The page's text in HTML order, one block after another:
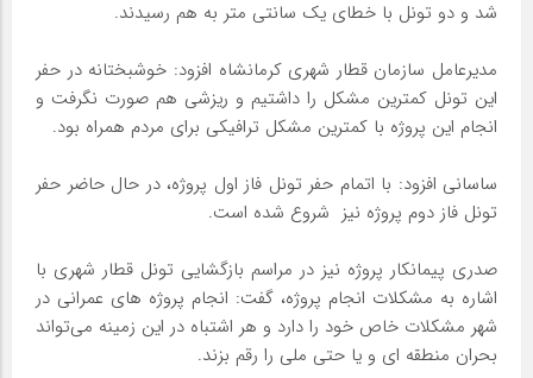
شد و دو تونل با خطای یک سانتی متر به هم رسیدند.
مدیرعامل سازمان قطار شهری کرمانشاه افزود: خوشبختانه در حفر
این تونل کمترین مشکل را داشتیم و ریزشی هم صورت نگرفت و
انجام این پروژه با کمترین مشکل ترافیکی برای مردم همراه بود.
ساسانی افزود: با اتمام حفر تونل فاز اول پروژه، در حال حاضر حفر
تونل فاز دوم پروژه نیز شروع شده است.
صدری پیمانکار پروژه نیز در مراسم بازگشایی تونل قطار شهری با
اشاره به مشکلات انجام پروژه، گفت: انجام پروژه های عمرانی در
شهر مشکلات خاص خود را دارد و هر اشتباه در این زمینه می‌تواند
بحران منطقه ای و یا حتی ملی را رقم بزند.